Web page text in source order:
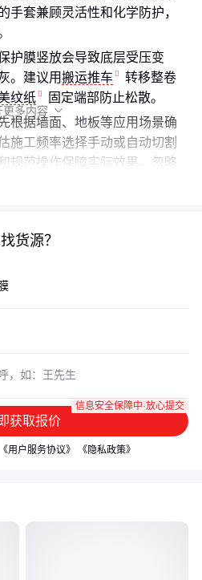
套兼顾灵活性和化学防护，
护膜竖放会导致底层受压变
。建议用搬运推车
转移整卷
纹纸
固定端部防止松散。
根据墙面、地板等应用场景确
施工频率选择手动或自动切割
规范操作保障实际效果。忽略
更多内容 
货源？
获取报价
信息安全保障中·放心提交
《用户服务协议》 《隐私政策》